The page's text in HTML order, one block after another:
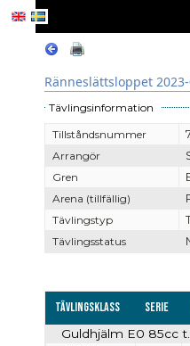
Ränneslättsloppet
Tävlingsinformation
Tillståndsnummer
Arrangör
Gren
Arena (tillfällig)
Tävlingstyp
Tävlingsstatus
Tävlingsklass Serie
Guldhjälm E0 85cc